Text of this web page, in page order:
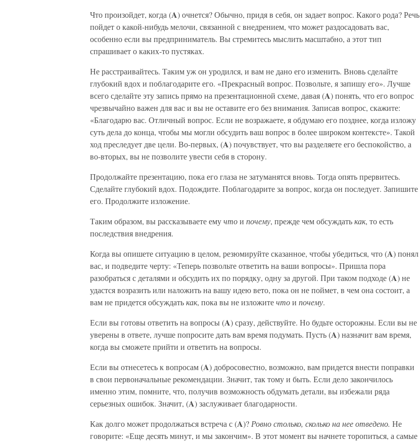
Что произойдет, когда (A) очнется? Обычно, придя в себя, он задает вопрос. Какого рода? Речь
пойдет о какой-нибудь мелочи, связанной с внедрением, что может раздосадовать вас,
особенно если вы предприниматель. Вы стремитесь мыслить масштабно, а этот тип
спрашивает о каких-то пустяках.
Не расстраивайтесь. Таким уж он уродился, и вам не дано его изменить. Вновь сделайте
глубокий вдох и поблагодарите его. «Прекрасный вопрос. Позвольте, я запишу его». Лучше
всего сделайте эту запись прямо на презентационной схеме, давая (A) понять, что его вопрос
чрезвычайно важен для вас и вы не оставите его без внимания. Записав вопрос, скажите:
«Благодарю вас. Отличный вопрос. Если не возражаете, я обдумаю его позднее, когда изложу
суть дела до конца, чтобы мы могли обсудить ваш вопрос в более широком контексте». Такой
ход преследует две цели. Во-первых, (A) почувствует, что вы разделяете его беспокойство, а
во-вторых, вы не позволите увести себя в сторону.
Продолжайте презентацию, пока его глаза не затуманятся вновь. Тогда опять прервитесь.
Сделайте глубокий вдох. Подождите. Поблагодарите за вопрос, когда он последует. Запишите
его. Продолжите изложение.
Таким образом, вы рассказываете емучтои почему, прежде чем обсуждатькак, то есть
последствия внедрения.
Когда вы опишете ситуацию в целом, резюмируйте сказанное, чтобы убедиться, что (A) понял
вас, и подведите черту: «Теперь позвольте ответить на ваши вопросы». Пришла пора
разобраться с деталями и обсудить их по порядку, одну за другой. При таком подходе (A) не
удастся возразить или наложить на вашу идею вето, пока он не поймет, в чем она состоит, а
вам не придется обсуждатькак, пока вы не изложитечтои почему.
Если вы готовы ответить на вопросы (A) сразу, действуйте. Но будьте осторожны. Если вы не
уверены в ответе, лучше попросите дать вам время подумать. Пусть (A) назначит вам время,
когда вы сможете прийти и ответить на вопросы.
Если вы отнесетесь к вопросам (A) добросовестно, возможно, вам придется внести поправки
в свои первоначальные рекомендации. Значит, так тому и быть. Если дело закончилось
именно этим, помните, что, получив возможность обдумать детали, вы избежали ряда
серьезных ошибок. Значит, (A) заслуживает благодарности.
Как долго может продолжаться встреча с (A)? Ровно столько, сколько на нее отведено. Не
говорите: «Еще десять минут, и мы закончим». В этот момент вы начнете торопиться, а самые